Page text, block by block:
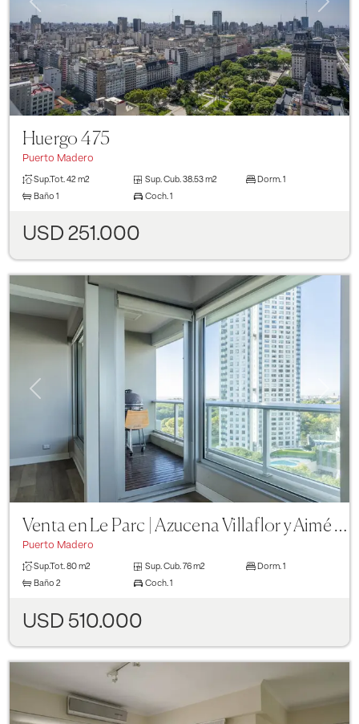
Huergo 475
Puerto Madero
Sup.Tot. 42 m2 Sup. Cub. 38.53 m2 Dorm. 1
Baño 1 Coch. 1
USD 251.000
Previous
Venta en Le Parc | Azucena Villaflor y Aimé Painé
Puerto Madero
Sup.Tot. 80 m2 Sup. Cub. 76 m2 Dorm. 1
Baño 2 Coch. 1
USD 510.000